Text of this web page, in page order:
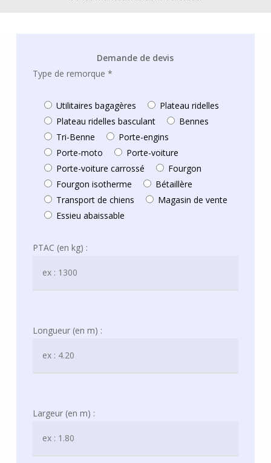
Demande de devis
Type de remorque *
Utilitaires bagagères
Plateau ridelles
Plateau ridelles basculant
Bennes
Tri-Benne
Porte-engins
Porte-moto
Porte-voiture
Porte-voiture carrossé
Fourgon
Fourgon isotherme
Bétaillère
Transport de chiens
Magasin de vente
Essieu abaissable
PTAC (en kg) :
Longueur (en m) :
Largeur (en m) :